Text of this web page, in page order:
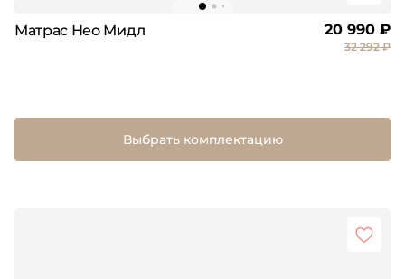
Матрас Нео Мидл 20 990 ₽
32 292 ₽
Выбрать комплектацию